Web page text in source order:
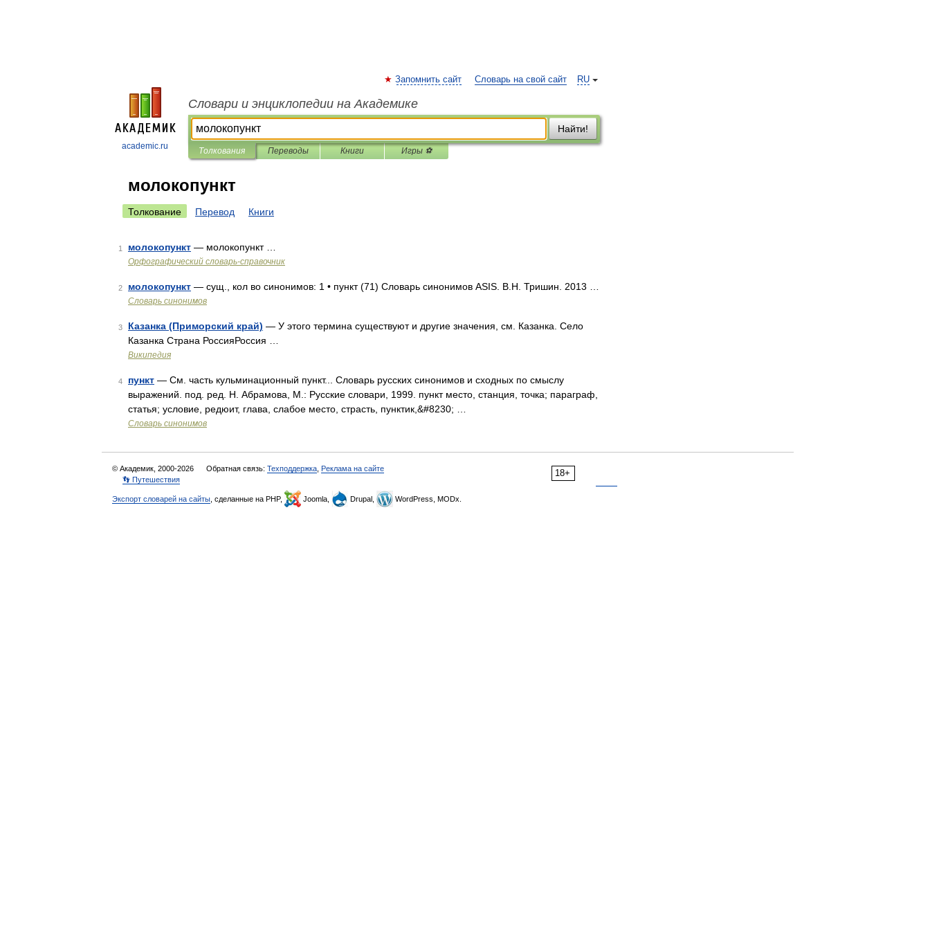
academic.ru
RU
Запомнить сайт Словарь на свой сайт
Словари и энциклопедии на Академике
Найти!
Толкования Переводы Книги Игры ⚽
молокопункт
Толкование Перевод Книги
1 молокопункт — молокопункт …
Орфографический словарь-справочник
2 молокопункт — сущ., кол во синонимов: 1 • пункт (71) Словарь синонимов ASIS. В.Н. Тришин. 2013 …
Словарь синонимов
3 Казанка (Приморский край) — У этого термина существуют и другие значения, см. Казанка. Село
Казанка Страна РоссияРоссия …
Википедия
4 пункт — См. часть кульминационный пункт... Словарь русских синонимов и сходных по смыслу
выражений. под. ред. Н. Абрамова, М.: Русские словари, 1999. пункт место, станция, точка; параграф,
статья; условие, редюит, глава, слабое место, страсть, пунктик,&#8230; …
Словарь синонимов
18+
© Академик, 2000-2026 Обратная связь: Техподдержка Реклама на сайте
👣 Путешествия
Экспорт словарей на сайты , сделанные на PHP, Joomla, Drupal, WordPress, MODx.